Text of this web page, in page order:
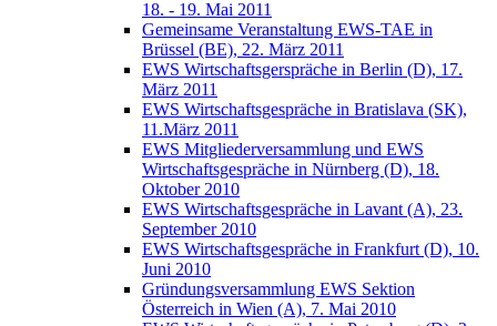
18. - 19. Mai 2011
Gemeinsame Veranstaltung EWS-TAE in
Brüssel (BE), 22. März 2011
EWS Wirtschaftsgerspräche in Berlin (D), 17.
März 2011
EWS Wirtschaftsgespräche in Bratislava (SK),
11.März 2011
EWS Mitgliederversammlung und EWS
Wirtschaftsgespräche in Nürnberg (D), 18.
Oktober 2010
EWS Wirtschaftsgespräche in Lavant (A), 23.
September 2010
EWS Wirtschaftsgespräche in Frankfurt (D), 10.
Juni 2010
Gründungsversammlung EWS Sektion
Österreich in Wien (A), 7. Mai 2010